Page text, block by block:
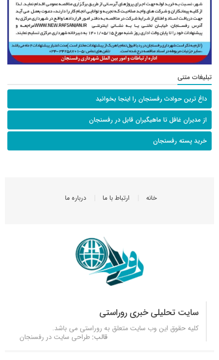
تبلیغات متنی
داغ ترین حوادث رفسنجان را اینجا بخوانید
از مدیران غافل تا ماهیگیران قابل در رفسنجان
خرید پسته رفسنجان
خانه ارتباط با ما درباره ما
سایت تحلیلی خبری روراستی
کلیه حقوق این وب سایت متعلق به روراستی می باشد.
قالب: طراحی سایت در رفسنجان